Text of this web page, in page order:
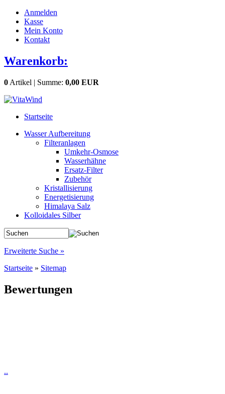
Anmelden
Kasse
Mein Konto
Kontakt
Warenkorb:
0 Artikel | Summe: 0,00 EUR
Startseite
Wasser Aufbereitung
Filteranlagen
Umkehr-Osmose
Wasserhähne
Ersatz-Filter
Zubehör
Kristallisierung
Energetisierung
Himalaya Salz
Kolloidales Silber
Erweiterte Suche »
Startseite » Sitemap
Bewertungen
..